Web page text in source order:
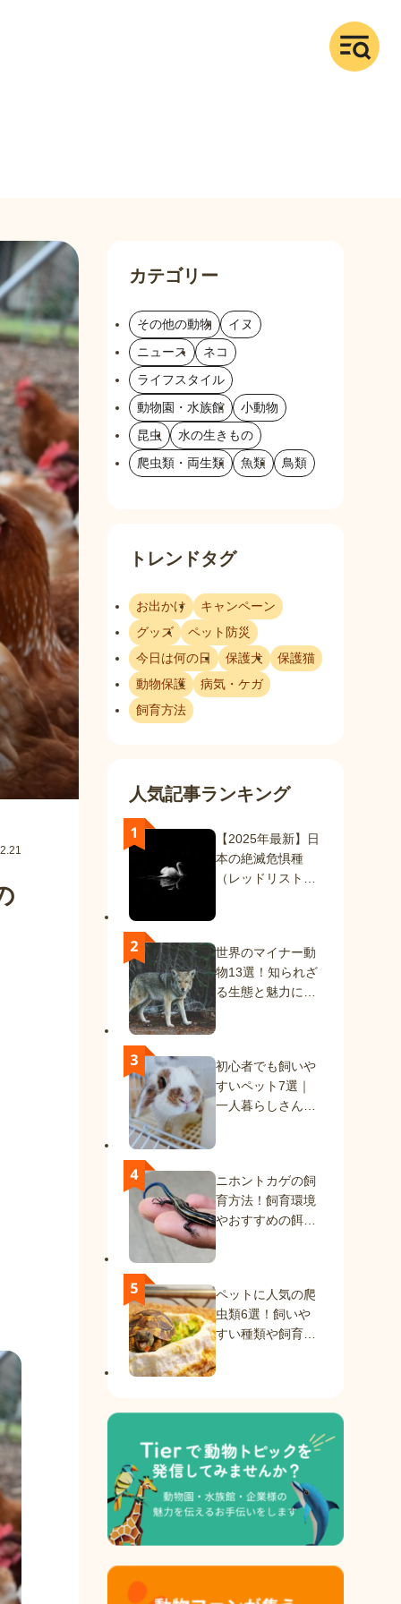
カテゴリー
その他の動物
イヌ
ニュース
ネコ
ライフスタイル
動物園・水族館
小動物
昆虫
水の生きもの
爬虫類・両生類
魚類 鳥類
トレンドタグ
お出かけ
キャンペーン
グッズ
ペット防災
今日は何の日
保護犬
保護猫
動物保護
病気・ケガ
飼育方法
人気記事ランキング
【2025年最新】日
本の絶滅危惧種
（レッドリスト）
世界のマイナー動
物13選！知られざ
る生態と魅力に迫
初心者でも飼いや
すいペット7選｜
一人暮らしさんに
ニホントカゲの飼
育方法！飼育環境
やおすすめの餌を
ペットに人気の爬
虫類6選！飼いや
すい種類や飼育方